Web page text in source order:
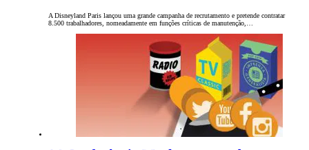
A Disneyland Paris lançou uma grande campanha de recrutamento e pretende contratar
8.500 trabalhadores, nomeadamente em funções críticas de manutenção,…